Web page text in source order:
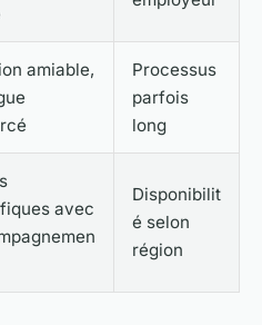
amiable,
Processus
parfois
long
avec
Disponibilit
é selon
région